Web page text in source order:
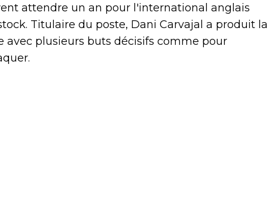
attendre un an pour l'international anglais
Titulaire du poste, Dani Carvajal a produit la
avec plusieurs buts décisifs comme pour